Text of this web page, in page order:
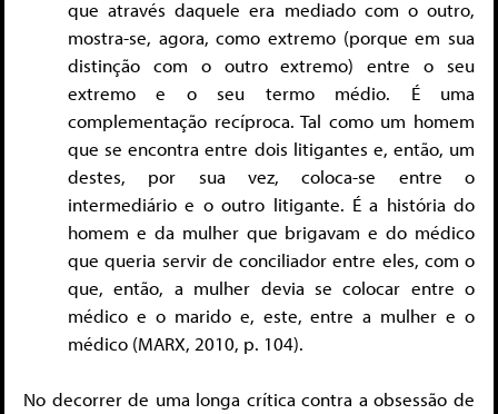
que através daquele era mediado com o outro,
mostra-se, agora, como extremo (porque em sua
distinção com o outro extremo) entre o seu
extremo e o seu termo médio. É uma
complementação recíproca. Tal como um homem
que se encontra entre dois litigantes e, então, um
destes, por sua vez, coloca-se entre o
intermediário e o outro litigante. É a história do
homem e da mulher que brigavam e do médico
que queria servir de conciliador entre eles, com o
que, então, a mulher devia se colocar entre o
médico e o marido e, este, entre a mulher e o
médico (MARX, 2010, p. 104).
No decorrer de uma longa crítica contra a obsessão de